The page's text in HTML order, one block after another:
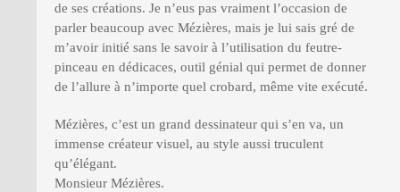
de ses créations. Je n’eus pas vraiment l’occasion de
parler beaucoup avec Mézières, mais je lui sais gré de
m’avoir initié sans le savoir à l’utilisation du feutre-
pinceau en dédicaces, outil génial qui permet de donner
de l’allure à n’importe quel crobard, même vite exécuté.
Mézières, c’est un grand dessinateur qui s’en va, un
immense créateur visuel, au style aussi truculent
qu’élégant.
Monsieur Mézières.